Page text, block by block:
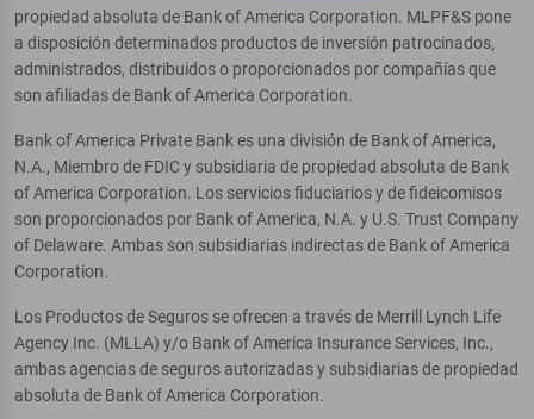
propiedad absoluta de Bank of America Corporation. MLPF&S pone
a disposición determinados productos de inversión patrocinados,
administrados, distribuidos o proporcionados por compañías que
son afiliadas de Bank of America Corporation.
Bank of America Private Bank es una división de Bank of America,
N.A., Miembro de FDIC y subsidiaria de propiedad absoluta de Bank
of America Corporation. Los servicios fiduciarios y de fideicomisos
son proporcionados por Bank of America, N.A. y U.S. Trust Company
of Delaware. Ambas son subsidiarias indirectas de Bank of America
Corporation.
Los Productos de Seguros se ofrecen a través de Merrill Lynch Life
Agency Inc. (MLLA) y/o Bank of America Insurance Services, Inc.,
ambas agencias de seguros autorizadas y subsidiarias de propiedad
absoluta de Bank of America Corporation.